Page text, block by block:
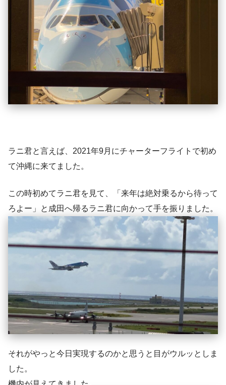
ラニ君と言えば、2021年9月にチャーターフライトで初め
て沖縄に来てました。
この時初めてラニ君を見て、「来年は絶対乗るから待って
ろよー」と成田へ帰るラニ君に向かって手を振りました。
それがやっと今日実現するのかと思うと目がウルッとしま
した。